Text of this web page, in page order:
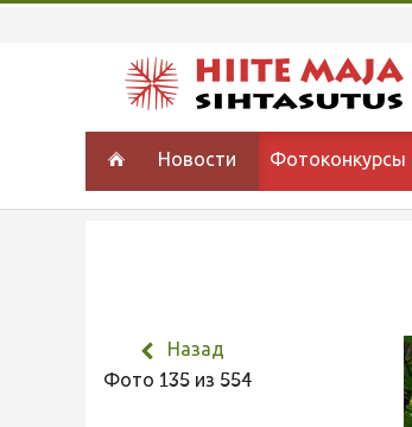
Новости Фотоконкурсы
Назад
Фото 135 из 554